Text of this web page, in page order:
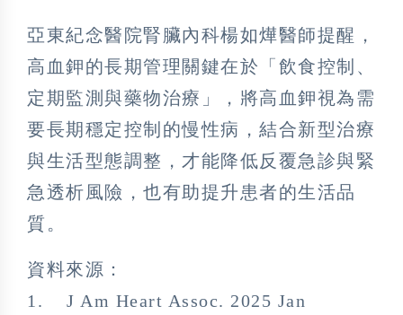
亞東紀念醫院腎臟內科楊如燁醫師提醒，
高血鉀的長期管理關鍵在於「飲食控制、
定期監測與藥物治療」，將高血鉀視為需
要長期穩定控制的慢性病，結合新型治療
與生活型態調整，才能降低反覆急診與緊
急透析風險，也有助提升患者的生活品
質。
資料來源：
1. J Am Heart Assoc. 2025 Jan